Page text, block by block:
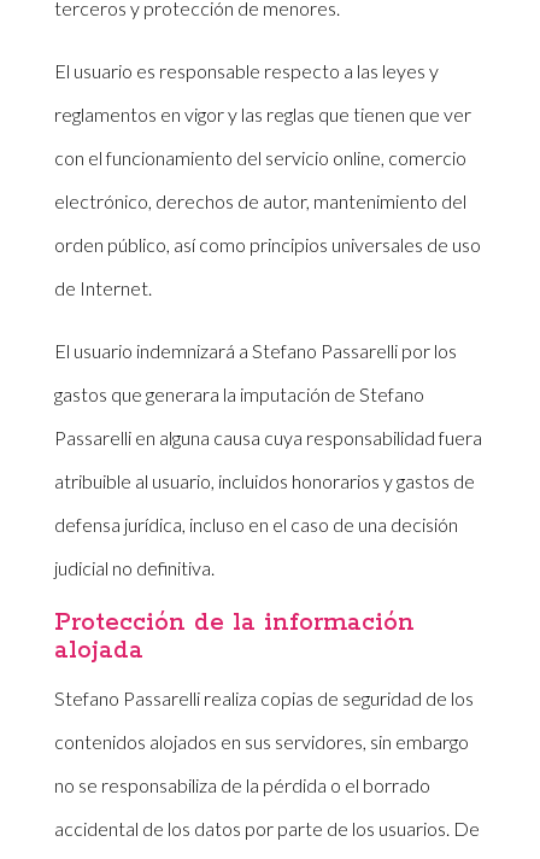
terceros y protección de menores.
El usuario es responsable respecto a las leyes y
reglamentos en vigor y las reglas que tienen que ver
con el funcionamiento del servicio online, comercio
electrónico, derechos de autor, mantenimiento del
orden público, así como principios universales de uso
de Internet.
El usuario indemnizará a Stefano Passarelli por los
gastos que generara la imputación de Stefano
Passarelli en alguna causa cuya responsabilidad fuera
atribuible al usuario, incluidos honorarios y gastos de
defensa jurídica, incluso en el caso de una decisión
judicial no definitiva.
Protección de la información
alojada
Stefano Passarelli realiza copias de seguridad de los
contenidos alojados en sus servidores, sin embargo
no se responsabiliza de la pérdida o el borrado
accidental de los datos por parte de los usuarios. De